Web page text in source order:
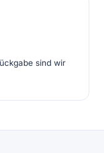
sind wir